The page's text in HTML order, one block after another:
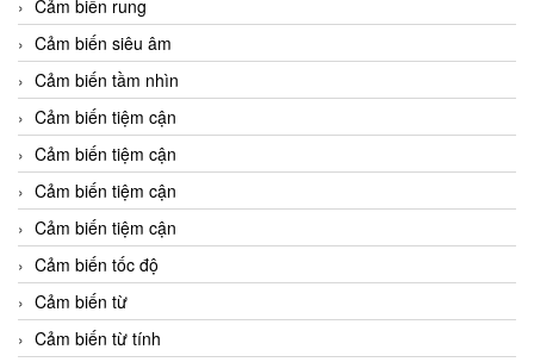
Cảm biến rung
Cảm biến siêu âm
Cảm biến tầm nhìn
Cảm biến tiệm cận
Cảm biến tiệm cận
Cảm biến tiệm cận
Cảm biến tiệm cận
Cảm biến tốc độ
Cảm biến từ
Cảm biến từ tính